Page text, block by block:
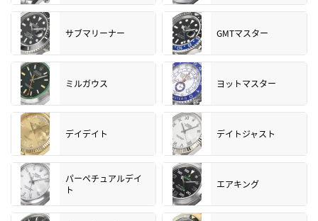
サブマリーナー GMTマスター
ミルガウス ヨットマスター
デイデイト デイトジャスト
パーペチュアルデイ
ト
エアキング